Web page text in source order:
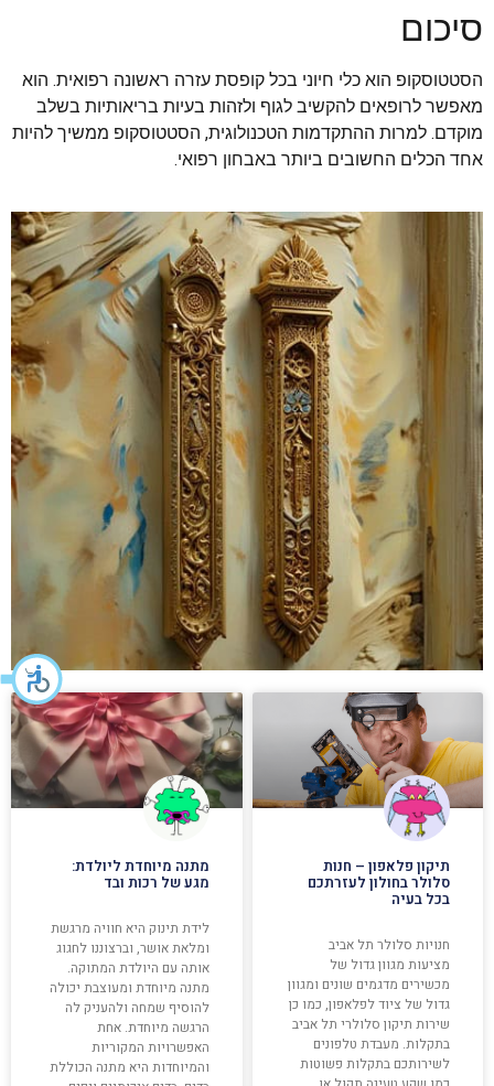
סיכום
הסטטוסקופ הוא כלי חיוני בכל קופסת עזרה ראשונה רפואית. הוא
מאפשר לרופאים להקשיב לגוף ולזהות בעיות בריאותיות בשלב
מוקדם. למרות ההתקדמות הטכנולוגית, הסטטוסקופ ממשיך להיות
אחד הכלים החשובים ביותר באבחון רפואי.
תיקון פלאפון – חנות
סלולר בחולון לעזרתכם
בכל בעיה
חנויות סלולר תל אביב
מציעות מגוון גדול של
מכשירים מדגמים שונים ומגוון
גדול של ציוד לפלאפון, כמו כן
שירות תיקון סלולרי תל אביב
בתקלות. מעבדת טלפונים
לשירותכם בתקלות פשוטות
מתנה מיוחדת ליולדת:
מגע של רכות ובד
לידת תינוק היא חוויה מרגשת
ומלאת אושר, וברצוננו לחגוג
אותה עם היולדת המתוקה.
מתנה מיוחדת ומעוצבת יכולה
להוסיף שמחה ולהעניק לה
הרגשה מיוחדת. אחת
האפשרויות המקוריות
והמיוחדות היא מתנה הכוללת